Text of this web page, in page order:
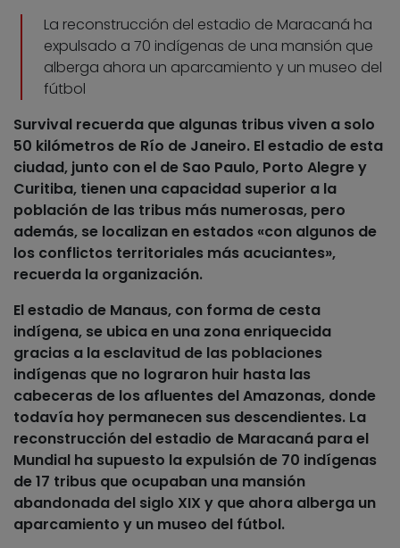
La reconstrucción del estadio de Maracaná ha
expulsado a 70 indígenas de una mansión que
alberga ahora un aparcamiento y un museo del
fútbol
Survival recuerda que algunas tribus viven a solo
50 kilómetros de Río de Janeiro. El estadio de esta
ciudad, junto con el de Sao Paulo, Porto Alegre y
Curitiba, tienen una capacidad superior a la
población de las tribus más numerosas, pero
además, se localizan en estados «con algunos de
los conflictos territoriales más acuciantes»,
recuerda la organización.
Elestadio de Manaus, con forma de cesta
indígena, se ubica en una zona enriquecida
gracias a la esclavitud de las poblaciones
indígenas que no lograron huir hasta las
cabeceras de los afluentes del Amazonas, donde
todavía hoy permanecen sus descendientes. La
reconstrucción del estadio de Maracaná para el
Mundial ha supuesto la expulsión de 70 indígenas
de 17 tribus que ocupaban una mansión
abandonada del siglo XIX y que ahora alberga un
aparcamiento y un museo del fútbol.